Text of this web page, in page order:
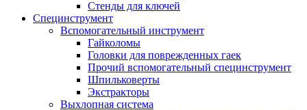
Стенды для ключей
Специнструмент
Вспомогательный инструмент
Гайколомы
Головки для поврежденных гаек
Прочий вспомогательный специнструмент
Шпильковерты
Экстракторы
Выхлопная система